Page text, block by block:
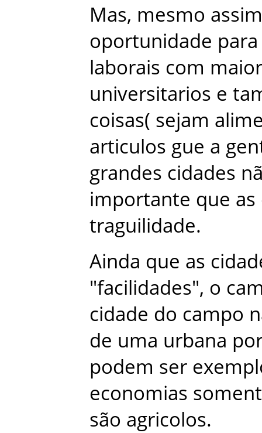
Mas, mesmo assim
oportunidade para
laborais com maior
universitarios e
coisas( sejam
articulos gue a
grandes cidades
importante que as
traguilidade.
Ainda que as
"facilidades", o
cidade do campo
de uma urbana
podem ser
economias
são agricolos.